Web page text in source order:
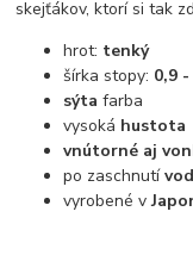
skejťákov, ktorí si tak
hrot: tenký
šírka stopy: 0,9
sýtafarba
vysoká hustota
vnútorné aj
po zaschnutí
vyrobené v